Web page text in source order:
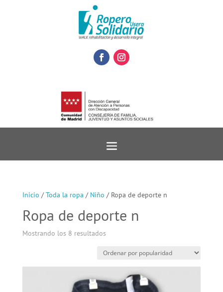
Inicio /Toda la ropa / Niño / Ropa de deporte n
Ropa de deporte n
Mostrando los 8 resultados